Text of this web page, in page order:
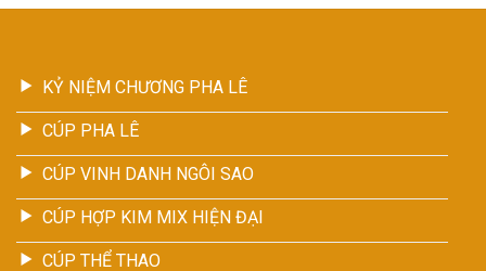
KỶ NIỆM CHƯƠNG PHA LÊ
CÚP PHA LÊ
CÚP VINH DANH NGÔI SAO
CÚP HỢP KIM MIX HIỆN ĐẠI
CÚP THỂ THAO